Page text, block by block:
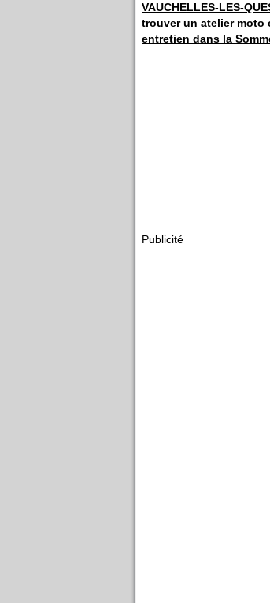
VAUCHELLES-LES-
trouver un atelier moto
entretien dans la
Publicité